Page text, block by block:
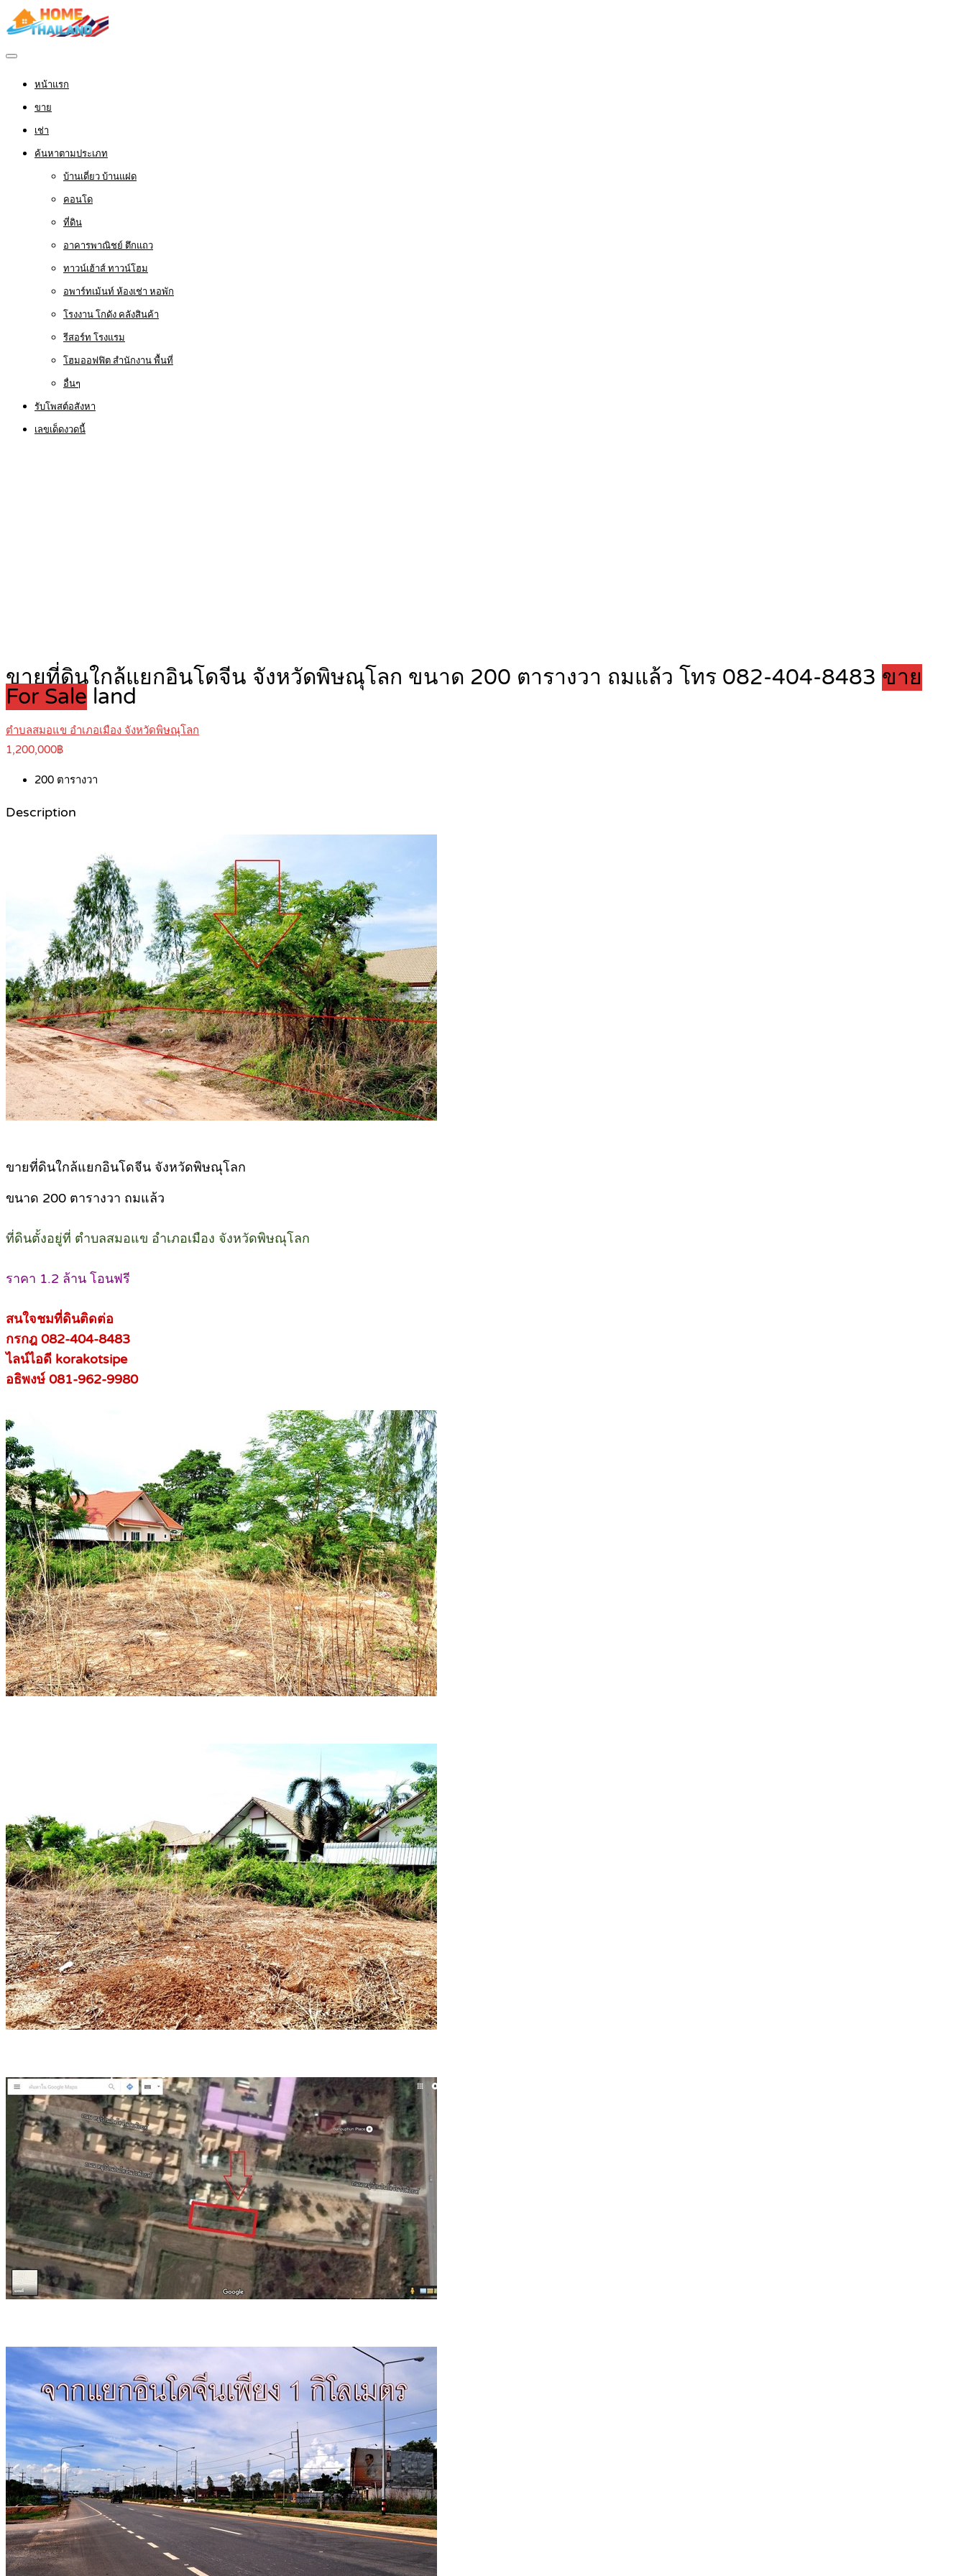
หน้าแรก
ขาย
เช่า
ค้นหาตามประเภท
บ้านเดี่ยว บ้านแฝด
คอนโด
ที่ดิน
อาคารพาณิชย์ ตึกแถว
ทาวน์เฮ้าส์ ทาวน์โฮม
อพาร์ทเม้นท์ ห้องเช่า หอพัก
โรงงาน โกดัง คลังสินค้า
รีสอร์ท โรงแรม
โฮมออฟฟิต สำนักงาน พื้นที่
อื่นๆ
รับโพสต์อสังหา
เลขเด็ดงวดนี้
ขายที่ดินใกล้แยกอินโดจีน จังหวัดพิษณุโลก ขนาด 200 ตารางวา ถมแล้ว โทร 082-404-8483 ขาย
For Sale land
ตำบลสมอแข อำเภอเมือง จังหวัดพิษณุโลก
1,200,000฿
200 ตารางวา
Description
ขายที่ดินใกล้แยกอินโดจีน จังหวัดพิษณุโลก
ขนาด 200 ตารางวา ถมแล้ว
ที่ดินตั้งอยู่ที่ ตำบลสมอแข อำเภอเมือง จังหวัดพิษณุโลก
ราคา 1.2 ล้าน โอนฟรี
สนใจชมที่ดินติดต่อ
กรกฎ 082-404-8483
ไลน์ไอดี korakotsipe
อธิพงษ์ 081-962-9980